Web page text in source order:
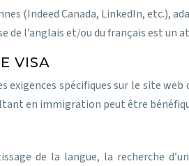
(Indeed Canada, LinkedIn, etc.),
l’anglais et/ou du français est un
VISA
exigences spécifiques sur le site
en immigration peut être
de la langue, la recherche